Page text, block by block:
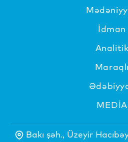
İdman
Analitik
Maraqlı
MEDİA
Bakı şəh., Üzeyir